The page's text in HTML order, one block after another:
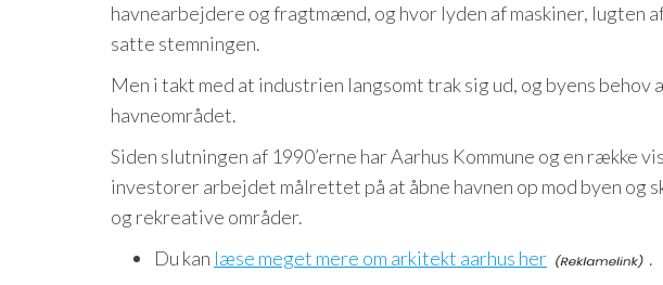
havnearbejdere og fragtmænd, og hvor lyden af maskiner, lugten
satte stemningen.
Men i takt med at industrien langsomt trak sig ud, og byens
havneområdet.
Siden slutningen af 1990’erne har Aarhus Kommune og en
investorer arbejdet målrettet på at åbne havnen op mod byen og
og rekreative områder.
Du kan læse meget mere om arkitekt aarhus her
.